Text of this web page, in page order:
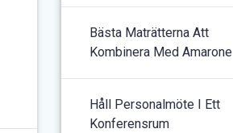
Bästa Maträtterna Att
Kombinera Med Amarone
Håll Personalmöte I Ett
Konferensrum